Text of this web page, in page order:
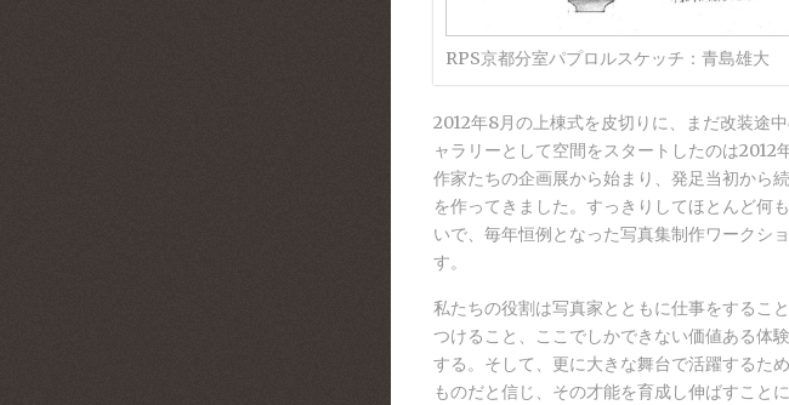
RPS京都分室パプロルスケッチ：青島雄大
2012年8月の上棟式を皮切りに、まだ改装途
ャラリーとして空間をスタートしたのは2012
作家たちの企画展から始まり、発足当初から
を作ってきました。すっきりしてほとんど何
いで、毎年恒例となった写真集制作ワークシ
す。
私たちの役割は写真家とともに仕事をするこ
つけること、ここでしかできない価値ある体
する。そして、更に大きな舞台で活躍するた
ものだと信じ、その才能を育成し伸ばすこと